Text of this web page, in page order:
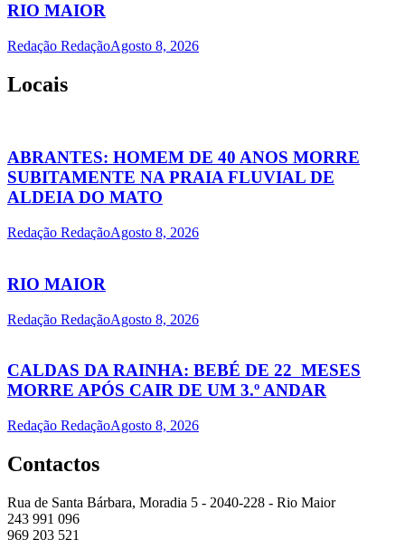
RIO MAIOR
Redação RedaçãoAgosto 8, 2026
Locais
ABRANTES: HOMEM DE 40 ANOS MORRE
SUBITAMENTE NA PRAIA FLUVIAL DE
ALDEIA DO MATO
Redação RedaçãoAgosto 8, 2026
RIO MAIOR
Redação RedaçãoAgosto 8, 2026
CALDAS DA RAINHA: BEBÉ DE 22 MESES
MORRE APÓS CAIR DE UM 3.º ANDAR
Redação RedaçãoAgosto 8, 2026
Contactos
Rua de Santa Bárbara, Moradia 5 - 2040-228 - Rio Maior
243 991 096
969 203 521